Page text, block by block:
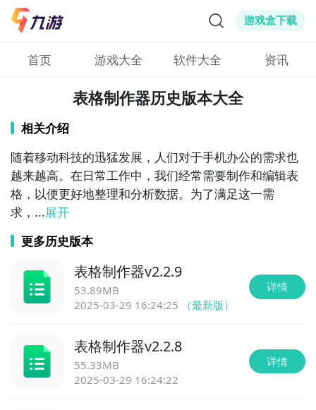
游戏盒下载
首页 游戏大全 软件大全 资讯
表格制作器历史版本大全
相关介绍
随着移动科技的迅猛发展，人们对于手机办公的需求也
越来越高。在日常工作中，我们经常需要制作和编辑表
格，以便更好地整理和分析数据。为了满足这一需
求，...展开
更多历史版本
表格制作器v2.2.9
53.89MB
2025-03-29 16:24:25
（最新版）
详情
表格制作器v2.2.8
55.33MB
2025-03-29 16:24:22
详情